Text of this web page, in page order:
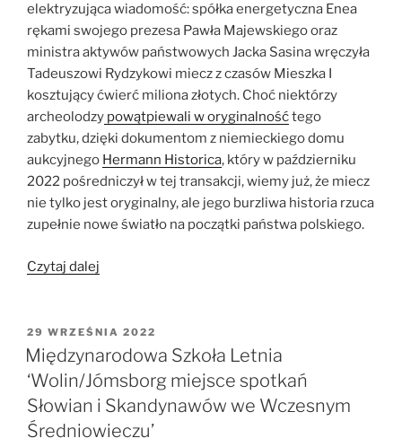
elektryzująca wiadomość: spółka energetyczna Enea
rękami swojego prezesa Pawła Majewskiego oraz
ministra aktywów państwowych Jacka Sasina wręczyła
Tadeuszowi Rydzykowi miecz z czasów Mieszka I
kosztujący ćwierć miliona złotych. Choć niektórzy
archeolodzy powątpiewali w oryginalnośćtego
zabytku, dzięki dokumentom z niemieckiego domu
aukcyjnego Hermann Historica, który w październiku
2022 pośredniczył w tej transakcji, wiemy już, że miecz
nie tylko jest oryginalny, ale jego burzliwa historia rzuca
zupełnie nowe światło na początki państwa polskiego.
Czytaj dalej
Rydzykowi
rzuca
nowe
światło
na
początki
OPUBLIKOWANE
W
29 WRZEŚNIA 2022
Międzynarodowa Szkoła Letnia
‘Wolin/Jómsborg miejsce spotkań
Słowian i Skandynawów we Wczesnym
Średniowieczu’